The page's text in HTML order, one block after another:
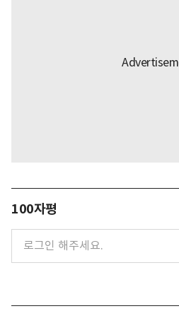
100자평